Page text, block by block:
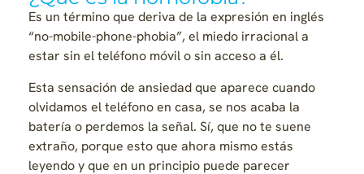
Es un término que deriva de la expresión en inglés
“no-mobile-phone-phobia”, el miedo irracional a
estar sin el teléfono móvil o sin acceso a él.
Esta sensación de ansiedad que aparece cuando
olvidamos el teléfono en casa, se nos acaba la
batería o perdemos la señal. Sí, que no te suene
extraño, porque esto que ahora mismo estás
leyendo y que en un principio puede parecer